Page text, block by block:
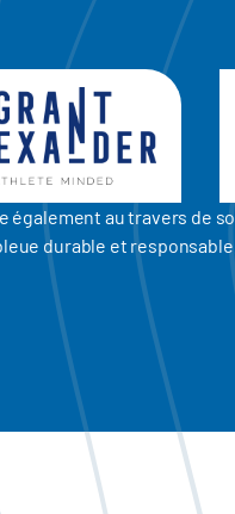
au travers de
durable et responsable.